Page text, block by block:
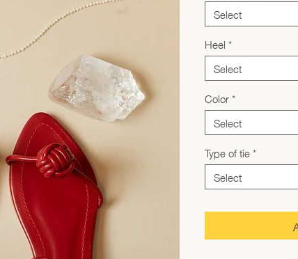
Select
Heel*
Select
Color*
Select
Type of tie*
Select